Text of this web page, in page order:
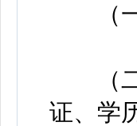
（一
（二
证、学